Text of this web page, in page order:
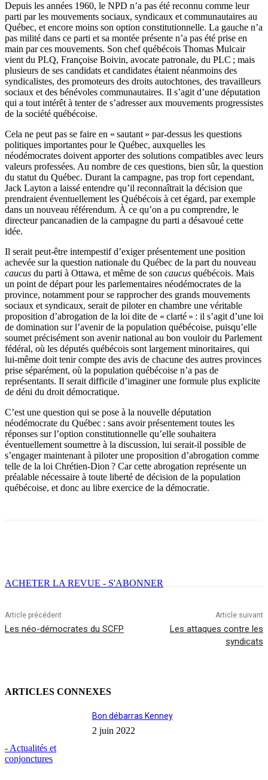
Depuis les années 1960, le NPD n’a pas été reconnu comme leur
parti par les mouvements sociaux, syndicaux et communautaires au
Québec, et encore moins son option constitutionnelle. La gauche n’a
pas milité dans ce parti et sa montée présente n’a pas été prise en
main par ces mouvements. Son chef québécois Thomas Mulcair
vient du PLQ, Françoise Boivin, avocate patronale, du PLC ; mais
plusieurs de ses candidats et candidates étaient néanmoins des
syndicalistes, des promoteurs des droits autochtones, des travailleurs
sociaux et des bénévoles communautaires. Il s’agit d’une députation
qui a tout intérêt à tenter de s’adresser aux mouvements progressistes
de la société québécoise.
Cela ne peut pas se faire en « sautant » par-dessus les questions
politiques importantes pour le Québec, auxquelles les
néodémocrates doivent apporter des solutions compatibles avec leurs
valeurs professées. Au nombre de ces questions, bien sûr, la question
du statut du Québec. Durant la campagne, pas trop fort cependant,
Jack Layton a laissé entendre qu’il reconnaîtrait la décision que
prendraient éventuellement les Québécois à cet égard, par exemple
dans un nouveau référendum. À ce qu’on a pu comprendre, le
directeur pancanadien de la campagne du parti a désavoué cette
idée.
Il serait peut-être intempestif d’exiger présentement une position
achevée sur la question nationale du Québec de la part du nouveau
caucus du parti à Ottawa, et même de son caucus québécois. Mais
un point de départ pour les parlementaires néodémocrates de la
province, notamment pour se rapprocher des grands mouvements
sociaux et syndicaux, serait de piloter en chambre une véritable
proposition d’abrogation de la loi dite de « clarté » : il s’agit d’une loi
de domination sur l’avenir de la population québécoise, puisqu’elle
soumet précisément son avenir national au bon vouloir du Parlement
fédéral, où les députés québécois sont largement minoritaires, qui
lui-même doit tenir compte des avis de chacune des autres provinces
prise séparément, où la population québécoise n’a pas de
représentants. Il serait difficile d’imaginer une formule plus explicite
de déni du droit démocratique.
C’est une question qui se pose à la nouvelle députation
néodémocrate du Québec : sans avoir présentement toutes les
réponses sur l’option constitutionnelle qu’elle souhaitera
éventuellement soumettre à la discussion, lui serait-il possible de
s’engager maintenant à piloter une proposition d’abrogation comme
telle de la loi Chrétien-Dion ? Car cette abrogation représente un
préalable nécessaire à toute liberté de décision de la population
québécoise, et donc au libre exercice de la démocratie.
ACHETER LA REVUE - S'ABONNER
Article précédent
Les néo-démocrates du SCFP
Article suivant
Les attaques contre les
syndicats
ARTICLES CONNEXES
- Actualités et
conjonctures
Bon débarras Kenney
2 juin 2022